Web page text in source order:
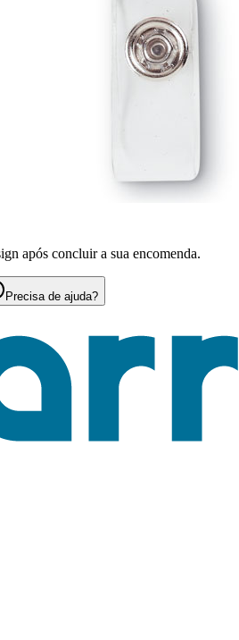
após concluir a sua encomenda.
Precisa de ajuda?